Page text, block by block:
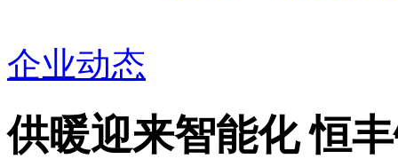
企业动态
供暖迎来智能化 恒